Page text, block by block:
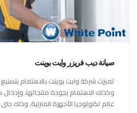
صيانة ديب فريزر وايت بوينت
تميزت شركة وايت بوينت بالاهتمام بتصنيع
وكذلك الاهتمام بجودة منتجاتها،
عالم تكنولوجيا الأجهزة المنزلية، وذلك